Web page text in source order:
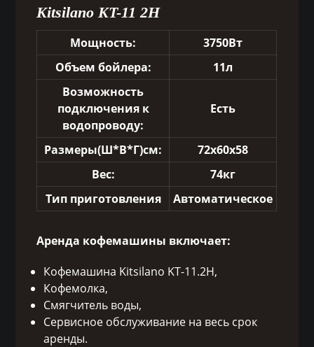
Kitsilano KT-11 2H
Мощность:
3750Вт
Объем бойлера:
11л
Возможность
подключения к
водопроводу:
Есть
Размеры(Ш*В*Г)см:
72х60х58
Вес:
74кг
Тип приготовления
Автоматическое
Аренда кофемашины включает:
Кофемашина Kitsilano KT-11.2H,
Кофемолка,
Смягчитель воды,
Сервисное обслуживание на весь срок
аренды.